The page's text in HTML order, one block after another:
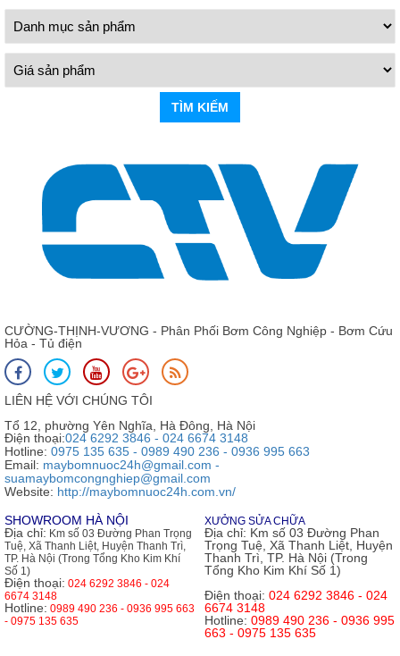
TÌM KIẾM
CƯỜNG-THỊNH-VƯƠNG - Phân Phối Bơm Công Nghiệp - Bơm Cứu
Hỏa - Tủ điện
LIÊN HỆ VỚI CHÚNG TÔI
Tổ 12, phường Yên Nghĩa, Hà Đông, Hà Nội
Điện thoại:024 6292 3846 - 024 6674 3148
Hotline: 0975 135 635 - 0989 490 236 - 0936 995 663
Email: maybomnuoc24h@gmail.com -
suamaybomcongnghiep@gmail.com
Website: http://maybomnuoc24h.com.vn/
SHOWROOM HÀ NỘI
Địa chỉ: Km số 03 Đường Phan Trọng
Tuệ, Xã Thanh Liệt, Huyện Thanh Trì,
TP. Hà Nội (Trong Tổng Kho Kim Khí
Số 1)
Điện thoại: 024 6292 3846 - 024
6674 3148
Hotline: 0989 490 236 - 0936 995 663
- 0975 135 635
XƯỞNG SỬA CHỮA
Địa chỉ: Km số 03 Đường Phan
Trọng Tuệ, Xã Thanh Liệt, Huyện
Thanh Trì, TP. Hà Nội (Trong
Tổng Kho Kim Khí Số 1)
Điện thoại: 024 6292 3846 - 024
6674 3148
Hotline: 0989 490 236 - 0936 995
663 - 0975 135 635